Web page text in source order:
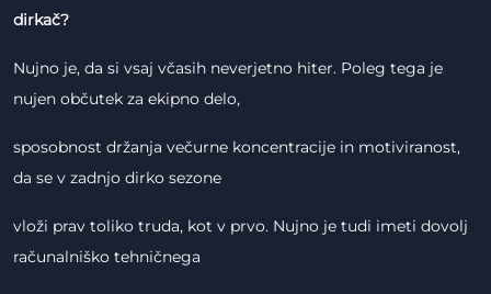
dirkač?
Nujno je, da si vsaj včasih neverjetno hiter. Poleg tega je
nujen občutek za ekipno delo,
sposobnost držanja večurne koncentracije in motiviranost,
da se v zadnjo dirko sezone
vloži prav toliko truda, kot v prvo. Nujno je tudi imeti dovolj
računalniško tehničnega